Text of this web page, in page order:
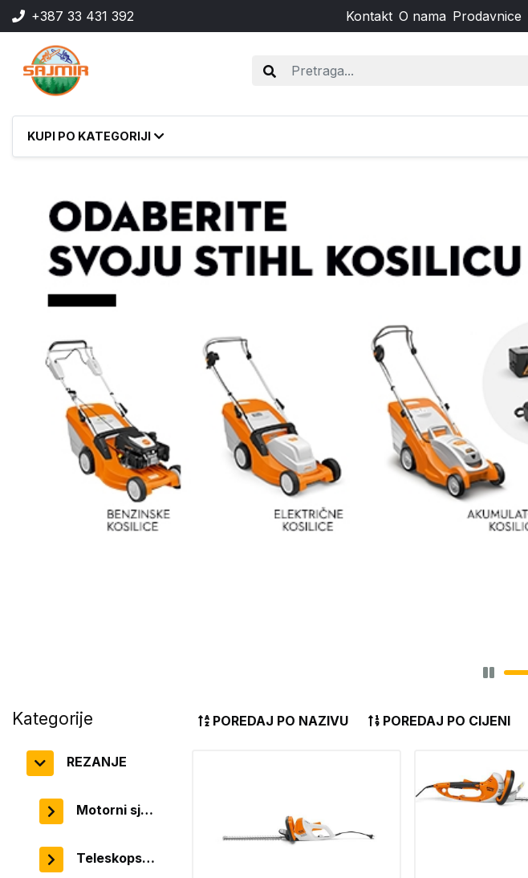
+387 33 431 392 Kontakt O nama Prodavnice
KUPI PO KATEGORIJI
Kategorije
REZANJE
Motorni sjekači
Teleskopske pile
POREDAJ PO NAZIVU POREDAJ PO CIJENI